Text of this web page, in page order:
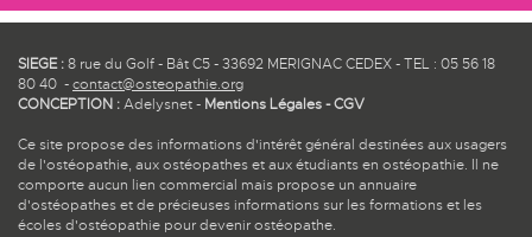
SIEGE :8 rue du Golf - Bât C5 - 33692 MERIGNAC CEDEX - TEL : 05 56 18
80 40 -contact@osteopathie.org
CONCEPTION :Adelysnet- Mentions Légales-CGV
Ce site propose des informations d'intérêt général destinées aux usagers
de l'ostéopathie, aux ostéopathes et aux étudiants en ostéopathie. Il ne
comporte aucun lien commercial mais propose un annuaire
d'ostéopathes et de précieuses informations sur les formations et les
écoles d'ostéopathie pour devenir ostéopathe.